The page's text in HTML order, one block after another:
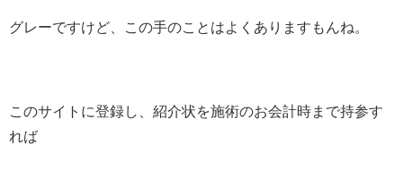
グレーですけど、この手のことはよくありますもんね。
このサイトに登録し、紹介状を施術のお会計時まで持参す
れば